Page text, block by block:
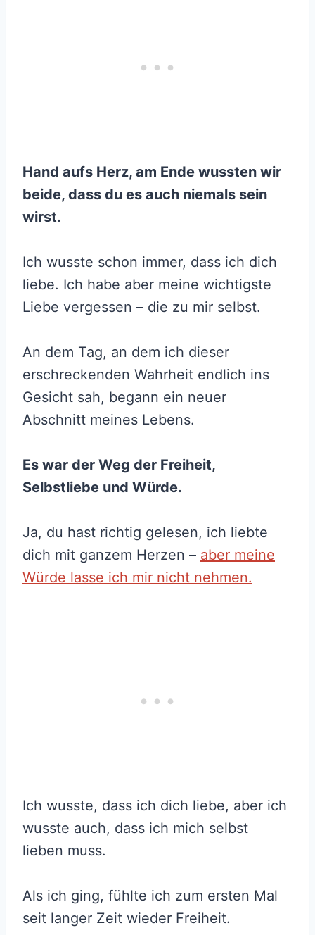
Hand aufs Herz, am Ende wussten wir
beide, dass du es auch niemals sein
wirst.
Ich wusste schon immer, dass ich dich
liebe. Ich habe aber meine wichtigste
Liebe vergessen – die zu mir selbst.
An dem Tag, an dem ich dieser
erschreckenden Wahrheit endlich ins
Gesicht sah, begann ein neuer
Abschnitt meines Lebens.
Es war der Weg der Freiheit,
Selbstliebe und Würde.
Ja, du hast richtig gelesen, ich liebte
dich mit ganzem Herzen – aber meine
Würde lasse ich mir nicht nehmen.
Ich wusste, dass ich dich liebe, aber ich
wusste auch, dass ich mich selbst
lieben muss.
Als ich ging, fühlte ich zum ersten Mal
seit langer Zeit wieder Freiheit.